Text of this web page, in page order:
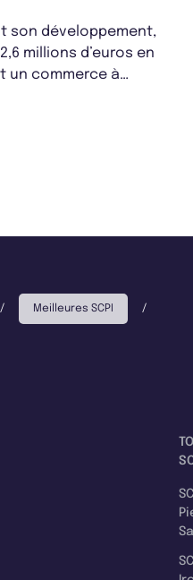
son développement,
millions d’euros en
un commerce à
logisti...
/ Meilleures SCPI /